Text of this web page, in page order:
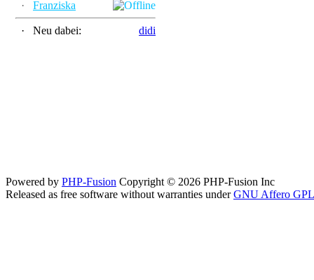
·
Franziska
· Neu dabei: didi
Powered by PHP-Fusion Copyright © 2026 PHP-Fusion Inc
Released as free software without warranties underGNU Affero GPL